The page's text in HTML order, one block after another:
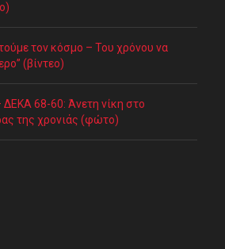
τον κόσμο – Του χρόνου να
(βίντεο)
68-60: Άνετη νίκη στο
της χρονιάς (φώτο)